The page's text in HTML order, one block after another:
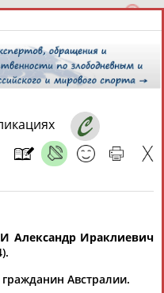
2026 года,
Расширенный поиск
Александр Ираклиевич
Австралии.